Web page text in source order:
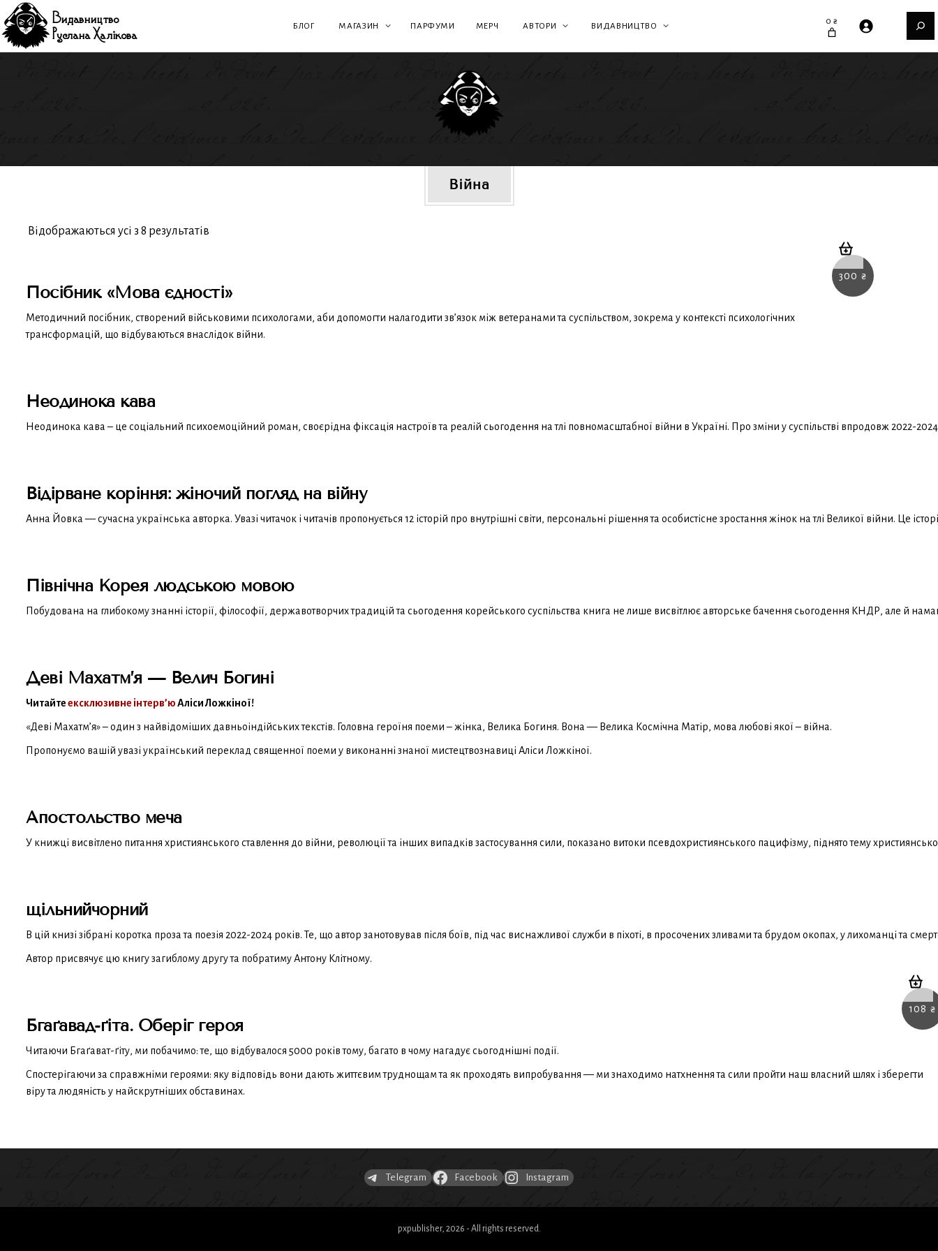
Видавництво
Руслана Халікова
БЛОГ МАГАЗИН ПАРФУМИ МЕРЧ АВТОРИ ВИДАВНИЦТВО Пошук
0 ₴
Видавництво Руслана Халікова Війна
Відображаються усі з 8 результатів
300 ₴
Посібник «Мова єдності»
Методичний посібник, створений військовими психологами, аби допомогти налагодити зв’язок між ветеранами та суспільством, зокрема у контексті психологічних
трансформацій, що відбуваються внаслідок війни.
Неодинока кава
Неодинока кава – це соціальний психоемоційний роман, своєрідна фіксація настроїв та реалій сьогодення на тлі повномасштабної війни в Україні. Про зміни у суспільстві впродовж 2022-
Відірване коріння: жіночий погляд на війну
Анна Йовка — сучасна українська авторка. Увазі читачок і читачів пропонується 12 історій про внутрішні світи, персональні рішення та особистісне зростання жінок на тлі Великої війни. Це
Північна Корея людською мовою
Побудована на глибокому знанні історії, філософії, державотворчих традицій та сьогодення корейського суспільства книга не лише висвітлює авторське бачення сьогодення КНДР, але й
Деві Махатм’я — Велич Богині
Читайтеексклюзивне інтерв’юАліси Ложкіної!
«Деві Махатм’я» – один з найвідоміших давньоіндійських текстів. Головна героїня поеми – жінка, Велика Богиня. Вона — Велика Космічна Матір, мова любові якої – війна.
Пропонуємо вашій увазі український переклад священної поеми у виконанні знаної мистецтвознавиці Аліси Ложкіної.
Апостольство меча
У книжці висвітлено питання християнського ставлення до війни, революції та інших випадків застосування сили, показано витоки псевдохристиянського пацифізму, піднято тему
щільнийчорний
В цій книзі зібрані коротка проза та поезія 2022-2024 років. Те, що автор занотовував після боїв, під час виснажливої служби в піхоті, в просочених зливами та брудом окопах, у лихоманці та
Автор присвячує цю книгу загиблому другу та побратиму Антону Клітному.
108 ₴
Бгаґавад-ґіта. Оберіг героя
Читаючи Бгаґават-ґіту, ми побачимо: те, що відбувалося 5000 років тому, багато в чому нагадує сьогоднішні події.
Спостерігаючи за справжніми героями: яку відповідь вони дають життєвим труднощам та як проходять випробування — ми знаходимо натхнення та сили пройти наш власний шлях і зберегти
віру та людяність у найскрутніших обставинах.
Telegram Facebook Instagram
pxpublisher, 2026 - All rights reserved.